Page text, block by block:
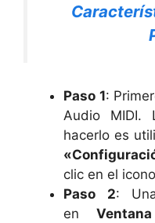
Paso 1:
Audio MIDI.
hacerlo es
clic en el
Paso 2:
en